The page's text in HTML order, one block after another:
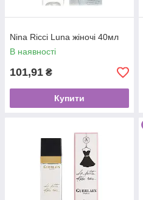
Nina Ricci Luna жіночі 40мл
В наявності
101,91 ₴
Купити